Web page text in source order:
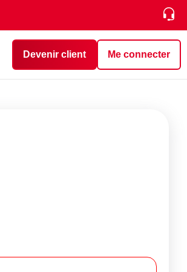
Devenir client Me connecter